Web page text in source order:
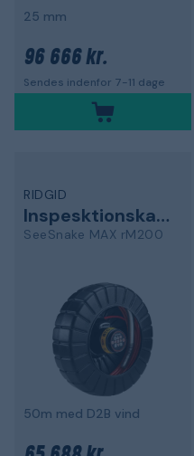
25 mm
96 666 kr.
Sendes indenfor 7-11 dage
RIDGID
Inspesktionskamera
SeeSnake MAX rM200
50m med D2B vind